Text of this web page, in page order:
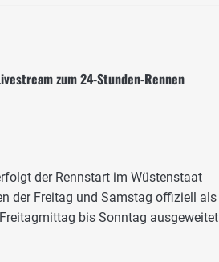
zum 24-Stunden-Rennen
der Rennstart im Wüstenstaat
der Freitag und Samstag offiziell als
bis Sonntag ausgeweitet